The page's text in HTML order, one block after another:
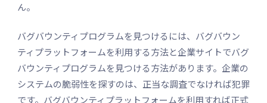
ん。
バグバウンティプログラムを見つけるには、バグバウン
ティプラットフォームを利用する方法と企業サイトでバグ
バウンティプログラムを見つける方法があります。企業の
システムの脆弱性を探すのは、正当な調査でなければ犯罪
です。バグバウンティプラットフォームを利用すれば正式